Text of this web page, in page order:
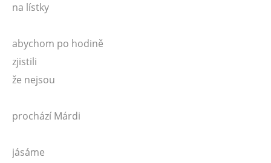
na lístky
abychom po hodině
zjistili
že nejsou
prochází Márdi
jásáme